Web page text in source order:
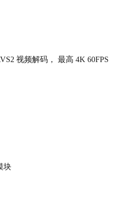
视频解码， 最高 4K 60FPS
块